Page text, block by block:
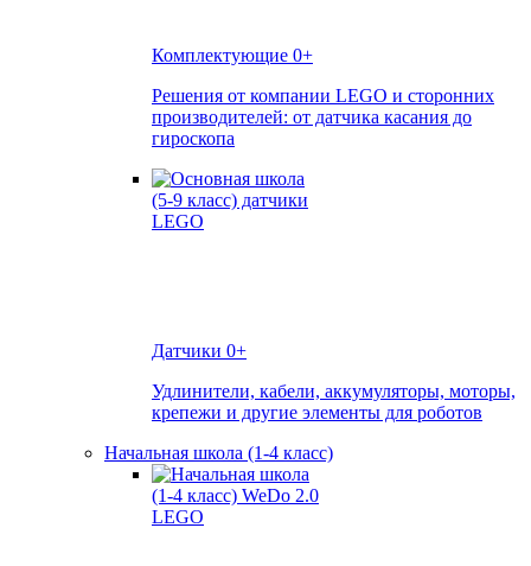
Комплектующие 0+
Решения от компании LEGO и сторонних
производителей: от датчика касания до
гироскопа
Датчики 0+
Удлинители, кабели, аккумуляторы, моторы,
крепежи и другие элементы для роботов
Начальная школа (1-4 класс)